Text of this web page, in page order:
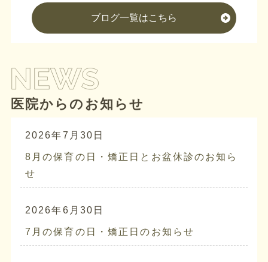
ブログ一覧はこちら
医院からのお知らせ
2026年7月30日
8月の保育の日・矯正日とお盆休診のお知ら
せ
2026年6月30日
7月の保育の日・矯正日のお知らせ